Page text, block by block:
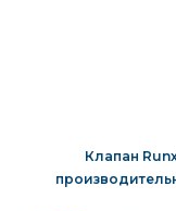
Клапан